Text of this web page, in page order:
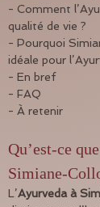
- Comment
qualité de vie ?
- Pourquoi
idéale pour
- En bref
- FAQ
- À retenir
Qu’est-ce
Simiane-
L’Ayurveda à